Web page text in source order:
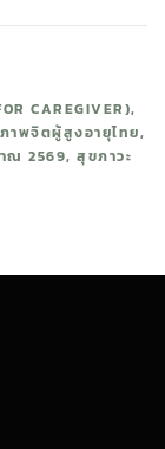
CAREGIVER),
าพจิตผู้สูงอายุไทย,
ณ 2569, สุขภาวะ